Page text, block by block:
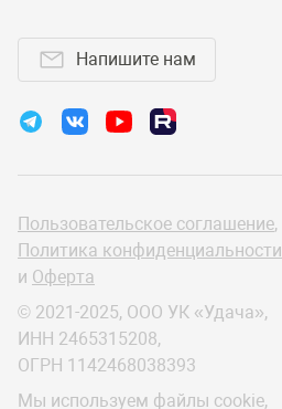
Напишите нам
Пользовательское соглашение,
Политика конфиденциальности
и Оферта
© 2021-2025, ООО УК «Удача»,
ИНН 2465315208,
ОГРН 1142468038393
Мы используем файлы cookie,